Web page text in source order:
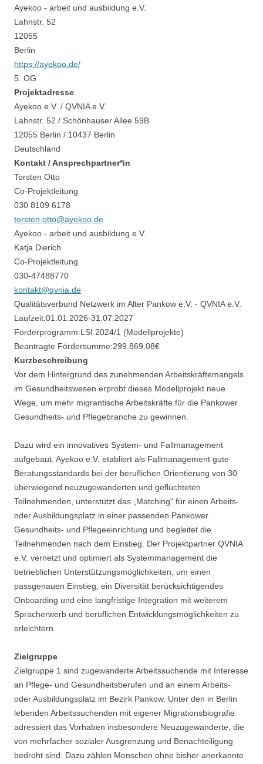
Ayekoo - arbeit und ausbildung e.V.
Lahnstr. 52
12055
Berlin
https://ayekoo.de/
5. OG
Projektadresse
Ayekoo e.V. / QVNIA e.V.
Lahnstr. 52 / Schönhauser Allee 59B
12055 Berlin / 10437 Berlin
Deutschland
Kontakt / Ansprechpartner*in
Torsten Otto
Co-Projektleitung
030 8109 6178
torsten.otto@ayekoo.de
Ayekoo - arbeit und ausbildung e.V.
Katja Dierich
Co-Projektleitung
030-47488770
kontakt@qvnia.de
Qualitätsverbund Netzwerk im Alter Pankow e.V. - QVNIA e.V.
Laufzeit:01.01.2026-31.07.2027
Förderprogramm:LSI 2024/1 (Modellprojekte)
Beantragte Fördersumme:299.869,08€
Kurzbeschreibung
Vor dem Hintergrund des zunehmenden Arbeitskräftemangels
im Gesundheitswesen erprobt dieses Modellprojekt neue
Wege, um mehr migrantische Arbeitskräfte für die Pankower
Gesundheits- und Pflegebranche zu gewinnen.
Dazu wird ein innovatives System- und Fallmanagement
aufgebaut. Ayekoo e.V. etabliert als Fallmanagement gute
Beratungsstandards bei der beruflichen Orientierung von 30
überwiegend neuzugewanderten und geflüchteten
Teilnehmenden, unterstützt das „Matching“ für einen Arbeits-
oder Ausbildungsplatz in einer passenden Pankower
Gesundheits- und Pflegeeinrichtung und begleitet die
Teilnehmenden nach dem Einstieg. Der Projektpartner QVNIA
e.V. vernetzt und optimiert als Systemmanagement die
betrieblichen Unterstützungsmöglichkeiten, um einen
passgenauen Einstieg, ein Diversität berücksichtigendes
Onboarding und eine langfristige Integration mit weiterem
Spracherwerb und beruflichen Entwicklungsmöglichkeiten zu
erleichtern.
Zielgruppe
Zielgruppe 1 sind zugewanderte Arbeitssuchende mit Interesse
an Pflege- und Gesundheitsberufen und an einem Arbeits-
oder Ausbildungsplatz im Bezirk Pankow. Unter den in Berlin
lebenden Arbeitssuchenden mit eigener Migrationsbiografie
adressiert das Vorhaben insbesondere Neuzugewanderte, die
von mehrfacher sozialer Ausgrenzung und Benachteiligung
bedroht sind. Dazu zählen Menschen ohne bisher anerkannte